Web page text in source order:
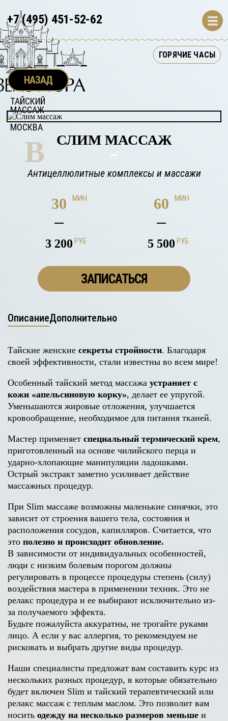
+7 (495) 451-52-62
ГОРЯЧИЕ ЧАСЫ
ТАЙСКИЙ
МАССАЖ
МОСКВА
B
НАЗАД
СЛИМ МАССАЖ
Антицеллюлитные комплексы и массажи
30 МИН
3 200 РУБ
60 МИН
5 500 РУБ
ЗАПИСАТЬСЯ
ОписаниеДополнительно
Тайские женские секреты стройности. Благодаря
своей эффективности, стали известны во всем мире!
Особенный тайский метод массажа устраняет с
кожи «апельсиновую корку», делает ее упругой.
Уменьшаются жировые отложения, улучшается
кровообращение, необходимое для питания тканей.
Мастер применяет специальный термический крем,
приготовленный на основе чилийского перца и
ударно-хлопающие манипуляции ладошками.
Острый экстракт заметно усиливает действие
массажных процедур.
При Slim массаже возможны маленькие синячки, это
зависит от строения вашего тела, состояния и
расположения сосудов, капилляров. Считается, что
это полезно и происходит обновление.
В зависимости от индивидуальных особенностей,
люди с низким болевым порогом должны
регулировать в процессе процедуры степень (силу)
воздействия мастера в применении техник. Это не
релакс процедура и ее выбирают исключительно из-
за получаемого эффекта.
Будьте пожалуйста аккуратны, не трогайте руками
лицо. А если у вас аллергия, то рекомендуем не
рисковать и выбрать другие виды процедур.
Наши специалисты предложат вам составить курс из
нескольких разных процедур, в которые обязательно
будет включен Slim и тайский терапевтический или
релакс массаж с теплым маслом. Это позволит вам
носить одежду на несколько размеров меньше и